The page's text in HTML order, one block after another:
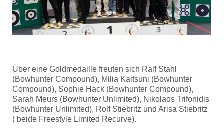
Über eine Goldmedaille freuten sich Ralf Stahl
(Bowhunter Compound), Milia Kaltsuni (Bowhunter
Compound), Sophie Hack (Bowhunter Compound),
Sarah Meurs (Bowhunter Unlimited), Nikolaos Trifonidis
(Bowhunter Unlimited), Rolf Stiebritz und Arisa Stiebritz
( beide Freestyle Limited Recurve).